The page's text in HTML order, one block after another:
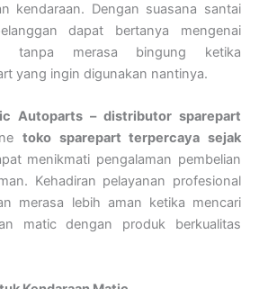
kendaraan. Dengan suasana santai
dapat bertanya mengenai
tanpa merasa bingung ketika
yang ingin digunakan nantinya.
Autoparts – distributor sparepart
toko sparepart terpercaya sejak
menikmati pengalaman pembelian
Kehadiran pelayanan profesional
merasa lebih aman ketika mencari
matic dengan produk berkualitas